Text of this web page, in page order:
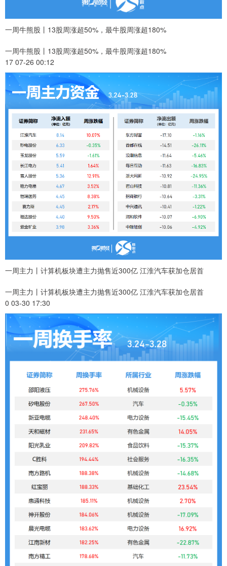
一周牛熊股丨13股周涨超50%，最牛股周涨超180%
一周牛熊股丨13股周涨超50%，最牛股周涨超180%
17 07-26 00:12
一周主力丨计算机板块遭主力抛售近300亿 江淮汽车获加仓居首
一周主力丨计算机板块遭主力抛售近300亿 江淮汽车获加仓居首
0 03-30 17:30